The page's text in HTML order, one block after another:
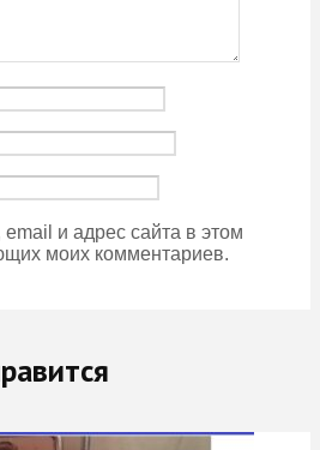
и адрес сайта в этом
моих комментариев.